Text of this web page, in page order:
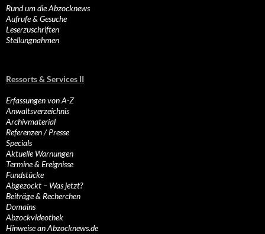
Rund um die Abzocknews
Aufrufe & Gesuche
Leserzuschriften
Stellungnahmen
Ressorts & Services II
Erfassungen von A-Z
Anwaltsverzeichnis
Archivmaterial
Referenzen / Presse
Specials
Aktuelle Warnungen
Termine & Ereignisse
Fundstücke
Abgezockt – Was jetzt?
Beiträge & Recherchen
Domains
Abzockvideothek
Hinweise an Abzocknews.de